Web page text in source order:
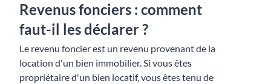
Revenus fonciers : comment
faut-il les déclarer ?
Le revenu foncier est un revenu provenant de la
location d'un bien immobilier. Si vous êtes
propriétaire d'un bien locatif, vous êtes tenu de